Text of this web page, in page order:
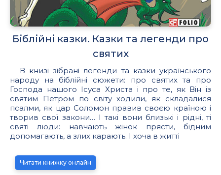
Біблійні казки. Казки та легенди про
святих
В книзі зібрані легенди та казки українського
народу на біблійні сюжети: про святих та про
Господа нашого Ісуса Христа і про те, як Він із
святим Петром по світу ходили, як складалися
псалми, як цар Соломон правив своєю країною і
творив свої закони… І такі вони близькі і рідні, ті
святі люди: навчають жінок прясти, бідним
допомагають, а злих карають. І хоча в житті
Читати книжку онлайн